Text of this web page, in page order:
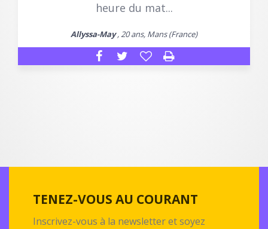
heure du mat...
Allyssa-May, 20 ans, Mans (France)
TENEZ-VOUS AU COURANT
Inscrivez-vous à la newsletter et soyez